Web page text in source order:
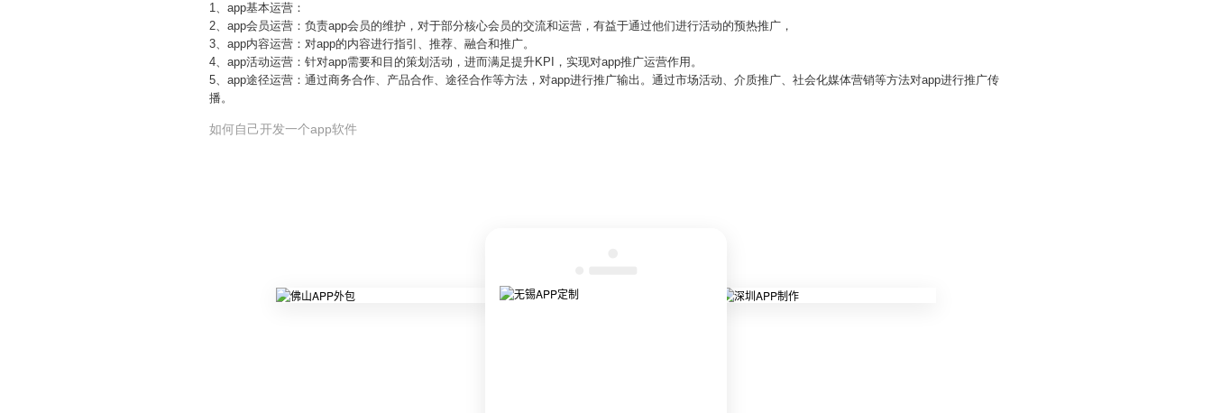
1、app基本运营：
2、app会员运营：负责app会员的维护，对于部分核心会员的交流和运营，有益于通过他们进行活动的预热推广，
3、app内容运营：对app的内容进行指引、推荐、融合和推广。
4、app活动运营：针对app需要和目的策划活动，进而满足提升KPI，实现对app推广运营作用。
5、app途径运营：通过商务合作、产品合作、途径合作等方法，对app进行推广输出。通过市场活动、介质推广、社会化媒体营销等方法对app进行推广传
播。
如何自己开发一个app软件